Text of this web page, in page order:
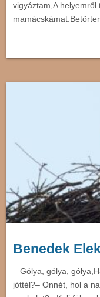
vigyáztam,A
Benedek
– Gólya, gólya,
jöttél?– Onnét, hol a